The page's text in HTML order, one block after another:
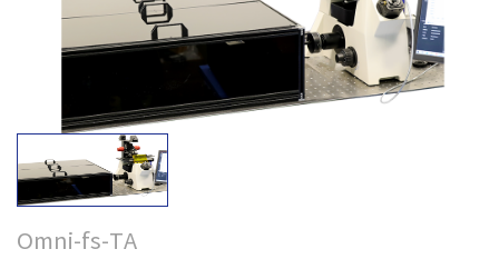
Omni-fs-TA